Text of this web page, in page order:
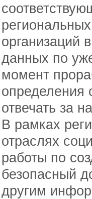
организаций
данных по
момент
определения
отвечать за
В рамках
отраслях
работы по
безопасный
другим